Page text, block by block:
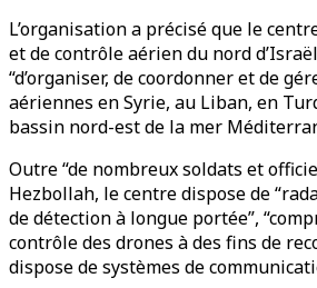
L’organisation a précisé que le
et de contrôle aérien du nord
“d’organiser, de coordonner et de
aériennes en Syrie, au Liban, en
bassin nord-est de la mer
Outre “de nombreux soldats et
Hezbollah, le centre dispose de
de détection à longue portée”,
contrôle des drones à des fins de
dispose de systèmes de